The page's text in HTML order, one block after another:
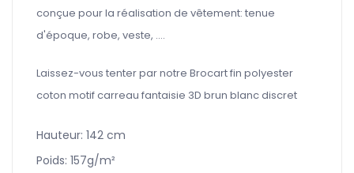
conçue pour la réalisation de vêtement: tenue
d'époque, robe, veste, ....
Laissez-vous tenter par notre Brocart fin polyester
coton motif carreau fantaisie 3D brun blanc discret
Hauteur: 142 cm
Poids: 157g/m²